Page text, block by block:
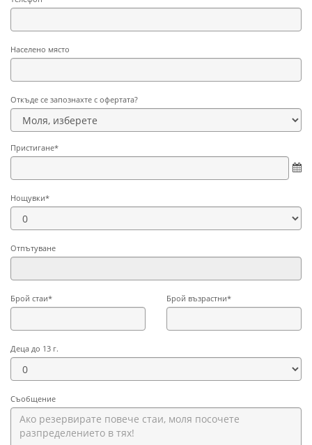
Населено място
Откъде се запознахте с офертата?
Пристигане*
Нощувки*
Отпътуване
Брой стаи* Брой възрастни*
Деца до 13 г.
Съобщение